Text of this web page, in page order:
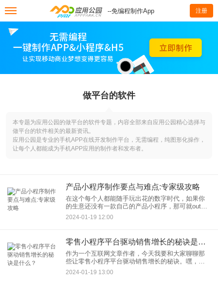
--免编程制作App 注册
做平台的软件
本专题为应用公园的做平台的软件专题，内容全部来自应用公园精心选择与
做平台的软件相关的最新资讯。
应用公园是专业的手机APP在线开发制作平台，无需编程，纯图形化操作，
让每个人都能成为手机APP应用的制作者和发布者。
产品小程序制作要点与难点:专家级攻略
在这个每个人都能随手玩出花的数字时代，如果你
的生意还没有一款自己的产品小程序，那可就out
啦！作为一个互联网文章作者，今天我要给大家分
享一些产品小程序制作的要点与难点，帮你成为制
2024-01-19 12:00
零售小程序平台驱动销售增长的秘诀是什么？
作为一个互联网文章作者，今天我要和大家聊聊那
些让零售小程序平台驱动销售增长的秘诀。嘿，别
看小程序不起眼，这可是一个藏着大智慧的小宝
箱，只要你掌握了开启它的方法，销售数字就能蹭
2024-01-19 13:00